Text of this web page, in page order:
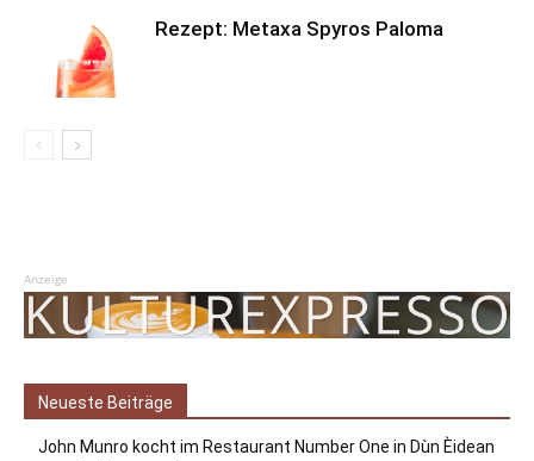
Rezept: Metaxa Spyros Paloma
Anzeige
Neueste Beiträge
John Munro kocht im Restaurant Number One in Dùn Èidean